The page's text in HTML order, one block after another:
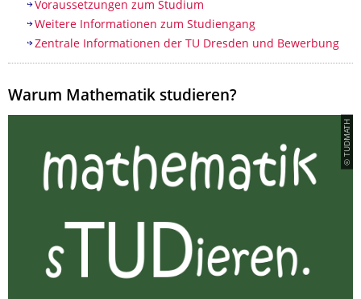
Voraussetzungen zum Studium
Weitere Informationen zum Studiengang
Zentrale Informationen der TU Dresden und Bewerbung
Warum Mathematik studieren?
© TUDMATH